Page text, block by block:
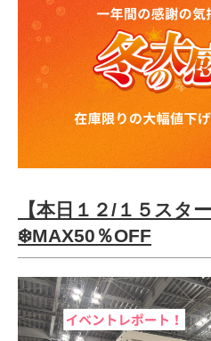
【本日１２/１５スタ
❄️MAX50％OFF